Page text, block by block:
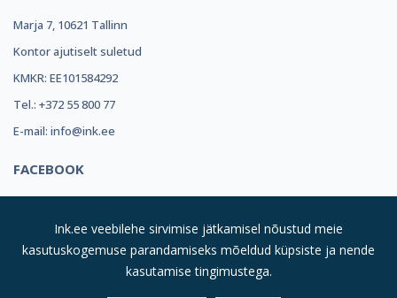
Marja 7, 10621 Tallinn
Kontor ajutiselt suletud
KMKR: EE101584292
Tel.: +372 55 800 77
E-mail: info@ink.ee
FACEBOOK
Kõik Õigused Kaitstud
Ink.ee veebilehe sirvimise jätkamisel nõustud meie
kasutuskogemuse parandamiseks mõeldud küpsiste ja nende
kasutamise tingimustega.